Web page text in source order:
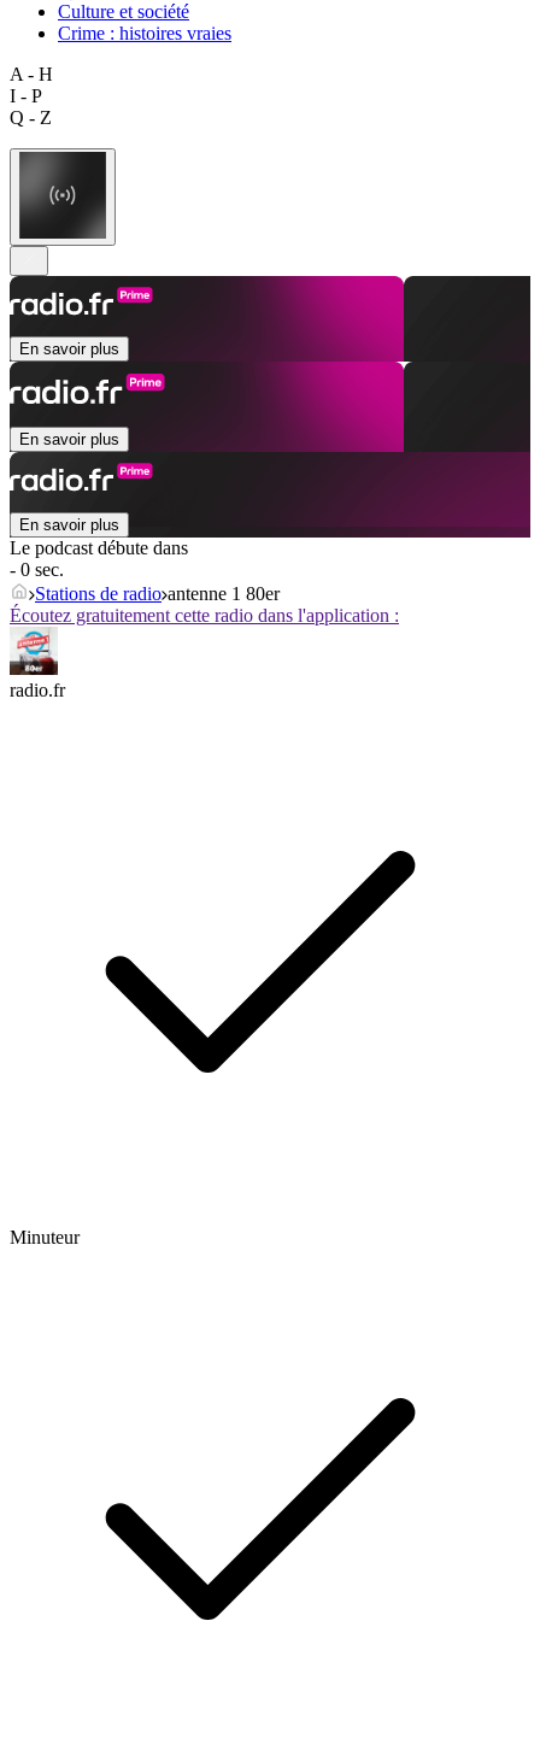
Culture et société
Crime : histoires vraies
A - H
I - P
Q - Z
En savoir plus
En savoir plus
En savoir plus
Le podcast débute dans
- 0 sec.
Stations de radio antenne 1 80er
Écoutez gratuitement cette radio dans l'application :
radio.fr
Minuteur